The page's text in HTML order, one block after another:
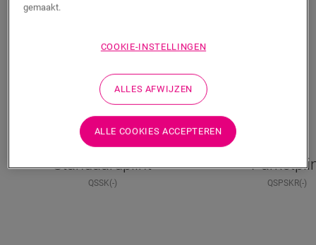
Standaardplint
QSSK(-) QSPSKR(-)
gemaakt.
COOKIE-INSTELLINGEN
ALLES AFWIJZEN
ALLE COOKIES ACCEPTEREN